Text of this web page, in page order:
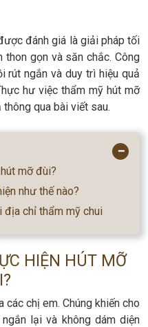
đánh giá là giải pháp tối
gọn và săn chắc. Công
rút ngắn và duy trì hiệu quả
hư việc thẩm mỹ hút mỡ
qua bài viết sau.
−
mỡ đùi?
như thế nào?
địa chỉ thẩm mỹ chui
HIỆN HÚT MỠ
các chị em. Chúng khiến cho
lại và không dám diện